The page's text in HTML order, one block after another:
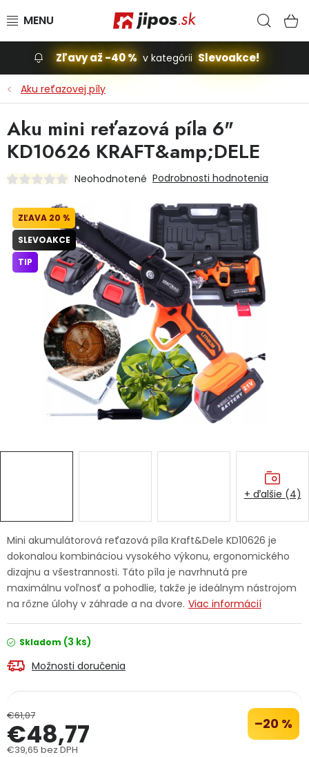
Slevoakce
Stavba, dom
Dielňa
Príslušenstvo pre automobily
Vybavenie a hračky pre deti
Domácnosť
Ochranné pracovné pomôcky
Vianoce
Fotovoltaika
Servis náradia Hodnotenie obchodu
Doprava a platba Váš zákaznícky účet
Kontakty
Reklamačný formulár
Obchodné podmienky Reklamačný poriadok
Podmienky ochrany osobných údajov
Zľavy až -40 % v kategórii Slevoakce!
Aku reťazovej píly
Mini akumulátorová reťazová píla Kraft&Dele KD10626 je
dokonalou kombináciou vysokého výkonu, ergonomického
dizajnu a všestrannosti. Táto píla je navrhnutá pre
maximálnu voľnosť a pohodlie, takže je ideálnym nástrojom
na rôzne úlohy v záhrade a na dvore. Viac informácií
Skladom (3 ks)
Možnosti doručenia
€61,07 –20 %
€48,77
€39,65 bez DPH
Aku mini reťazová píla 6"
KD10626 KRAFT&amp;DELE
Neohodnotené Podrobnosti hodnotenia
20 %
SLEVOAKCE
TIP
+ ďalšie (4)